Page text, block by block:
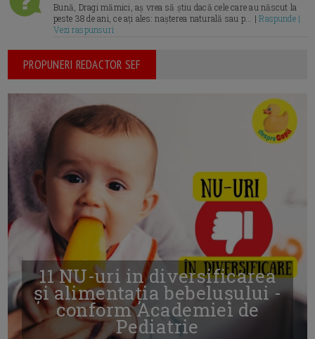
Bună, Dragi mămici, aș vrea să știu dacă cele care au născut la
peste 38 de ani, ce ați ales: nașterea naturală sau p... |Raspunde |
Vezi raspunsuri
PROPUNERI REDACTOR SEF
11 NU-uri in diversificarea
și alimentația bebelușului -
conform Academiei de
Pediatrie